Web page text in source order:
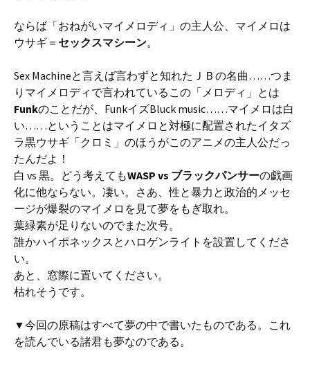
ならば「おねがいマイメロディ」の主人公、マイメロは
ウサギ＝ セックスマシーン。
Sex Machineと言えば言わずと知れたＪＢの名曲……つま
りマイメロディで言われているこの「メロディ」とは
Funkのことだが、FunkイズBluck music……マイメロは白
い……ということはマイメロと対極に配置されたイタズ
ラ黒ウサギ「クロミ」のほうがこのアニメの主人公だっ
たんだよ！
白 vs 黒。どう考えてもWASP vs ブラックパンサーの戯画
化に他ならない。凄い。さあ、性と暴力と政治的メッセ
ージが爆裂のマイメロを見て夢をもぎ取れ。
葉緑素が足りないのでまた次号。
誰かハイポネックスとハロゲンライトを設置してくださ
い。
あと、窓際に置いてください。
枯れそうです。
▼今回の原稿はすべて夢の中で書いたものである。これ
を読んでいる諸君も夢なのである。